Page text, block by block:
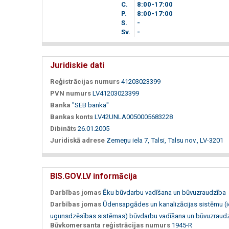
C.
8 00-17 00
P.
8 00-17 00
S.
-
Sv.
-
Juridiskie dati
Reģistrācijas numurs 41203023399
PVN numurs LV41203023399
Banka "SEB banka"
Bankas konts LV42UNLA0050005683228
Dibināts 26.01.2005
Juridiskā adrese Zemeņu iela 7, Talsi, Talsu nov., LV-3201
BIS.GOV.LV informācija
Darbības jomas Ēku būvdarbu vadīšana un būvuzraudzība
Darbības jomas Ūdensapgādes un kanalizācijas sistēmu
ugunsdzēsības sistēmas) būvdarbu vadīšana un
Būvkomersanta reģistrācijas numurs 1945-R